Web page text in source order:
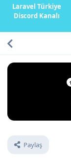
Laravel Türkiye
Discord Kanalı
Paylaş